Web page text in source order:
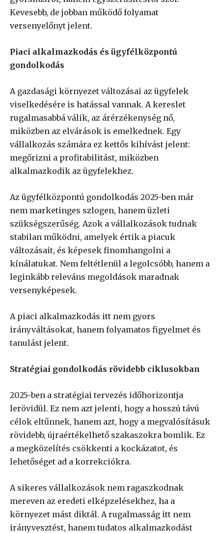
Kevesebb, de jobban működő folyamat
versenyelőnyt jelent.
Piaci alkalmazkodás és ügyfélközpontú
gondolkodás
A gazdasági környezet változásai az ügyfelek
viselkedésére is hatással vannak. A kereslet
rugalmasabbá válik, az árérzékenység nő,
miközben az elvárások is emelkednek. Egy
vállalkozás számára ez kettős kihívást jelent:
megőrizni a profitabilitást, miközben
alkalmazkodik az ügyfelekhez.
Az ügyfélközpontú gondolkodás 2025-ben már
nem marketinges szlogen, hanem üzleti
szükségszerűség. Azok a vállalkozások tudnak
stabilan működni, amelyek értik a piacuk
változásait, és képesek finomhangolni a
kínálatukat. Nem feltétlenül a legolcsóbb, hanem a
leginkább releváns megoldások maradnak
versenyképesek.
A piaci alkalmazkodás itt nem gyors
irányváltásokat, hanem folyamatos figyelmet és
tanulást jelent.
Stratégiai gondolkodás rövidebb ciklusokban
2025-ben a stratégiai tervezés időhorizontja
lerövidül. Ez nem azt jelenti, hogy a hosszú távú
célok eltűnnek, hanem azt, hogy a megvalósításuk
rövidebb, újraértékelhető szakaszokra bomlik. Ez
a megközelítés csökkenti a kockázatot, és
lehetőséget ad a korrekciókra.
A sikeres vállalkozások nem ragaszkodnak
mereven az eredeti elképzelésekhez, ha a
környezet mást diktál. A rugalmasság itt nem
irányvesztést, hanem tudatos alkalmazkodást